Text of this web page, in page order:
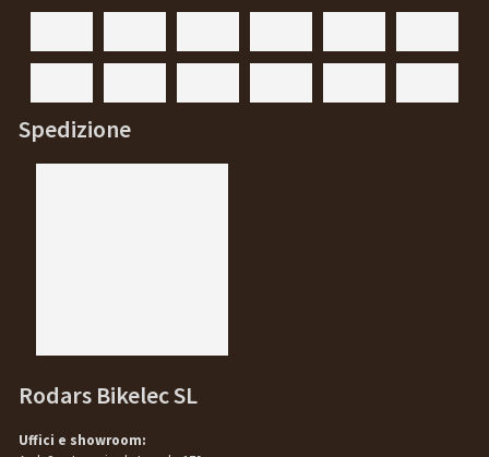
Spedizione
Rodars Bikelec SL
Uffici e showroom: